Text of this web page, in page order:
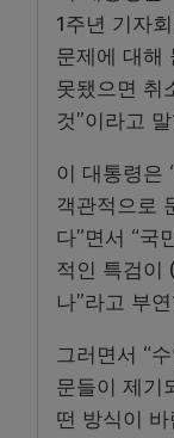
1주년 기자
문제에 대해
못됐으면 취
것”이라고
이 대통령은
객관적으로
다”면서 “국
적인 특검이
나”라고 부
그러면서 “
문들이 제기
떤 방식이 바